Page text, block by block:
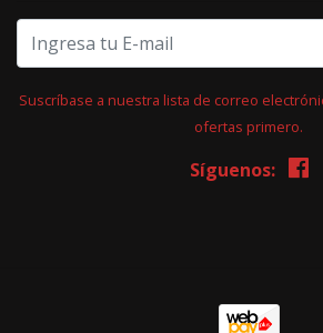
Suscríbase a nuestra lista de correo
ofertas primero.
Síguenos: